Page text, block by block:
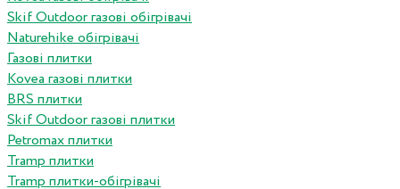
Skif Outdoor газові обігрівачі
Naturehike обігрівачі
Газові плитки
Kovea газові плитки
BRS плитки
Skif Outdoor газові плитки
Petromax плитки
Tramp плитки
Tramp плитки-обігрівачі